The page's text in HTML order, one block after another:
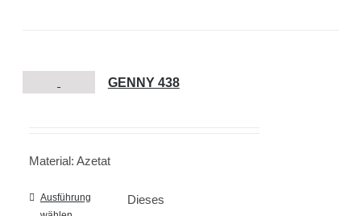
GENNY 438
Material: Azetat
Ausführung
Dieses